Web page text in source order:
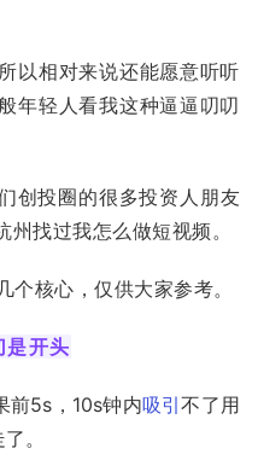
以相对来说还能愿意听听
年轻人看我这种逼逼叨叨
创投圈的很多投资人朋友
找过我怎么做短视频。
核心，仅供大家参考。
是开头
前5s，10s钟内吸引不了用
。